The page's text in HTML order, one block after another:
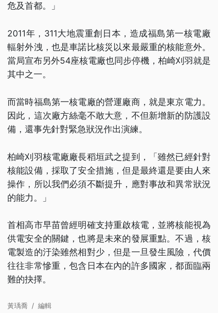
危及首都。」
2011年，311大地震重創日本，造成福島第一核電廠
輻射外洩，也是車諾比核災以來最嚴重的核能意外。
當局宣布另外54座核電廠也同步停機，柏崎刈羽就是
其中之一。
而當時福島第一核電廠的營運廠商，就是東京電力。
因此，這次廠方絲毫不敢大意，不但新增新的防護設
備，還事先針對緊急狀況作出演練。
柏崎刈羽核電廠廠長稻垣武之提到，「雖然已經針對
核能設備，採取了安全措施，但是最終還是要由人來
操作，所以我們必須不斷提升，應對事故和異常狀況
的能力。」
首相高市早苗曾經明確支持重啟核電，並將核能視為
供電安全的關鍵，也將是未來的發展重點。不過，核
電製造的汙染雖然相對少，但是一旦發生風險，代價
往往非常慘重，包含日本在內的許多國家，都面臨兩
難的抉擇。
黃瑀喬 / 編輯